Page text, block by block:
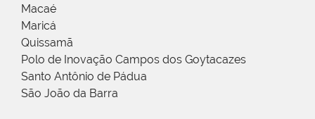
Macaé
Maricá
Quissamã
Polo de Inovação Campos dos Goytacazes
Santo Antônio de Pádua
São João da Barra